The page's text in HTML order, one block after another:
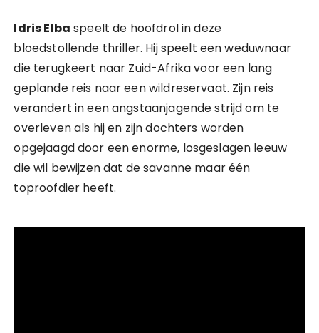
Idris Elba speelt de hoofdrol in deze
bloedstollende thriller. Hij speelt een weduwnaar
die terugkeert naar Zuid-Afrika voor een lang
geplande reis naar een wildreservaat. Zijn reis
verandert in een angstaanjagende strijd om te
overleven als hij en zijn dochters worden
opgejaagd door een enorme, losgeslagen leeuw
die wil bewijzen dat de savanne maar één
toproofdier heeft.